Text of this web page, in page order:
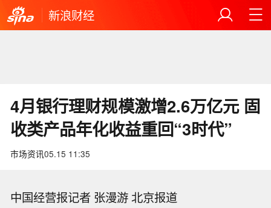
新浪财经
4月银行理财规模激增2.6万亿元 固
收类产品年化收益重回“3时代”
市场资讯05.15 11:35
中国经营报记者 张漫游 北京报道